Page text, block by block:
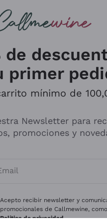
del Bosco
de
primer
mínimo de
Newsletter para
promociones y
opcionales
Acepto recibir newsletter y
promocionales de Callmewine,
Política de privacidad